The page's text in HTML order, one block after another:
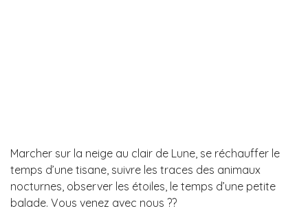
Marcher sur la neige au clair de Lune, se réchauffer le
temps d’une tisane, suivre les traces des animaux
nocturnes, observer les étoiles, le temps d’une petite
balade. Vous venez avec nous ??